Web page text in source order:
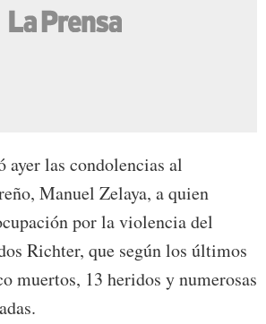
las condolencias al
Manuel Zelaya, a quien
por la violencia del
Richter, que según los últimos
muertos, 13 heridos y numerosas